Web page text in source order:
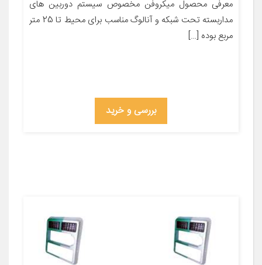
معرفی محصول میکروفن مخصوص سیستم دوربین های
مداربسته تحت شبکه و آنالوگ مناسب برای محیط تا 25 متر
مربع بوده […]
بررسی و خرید